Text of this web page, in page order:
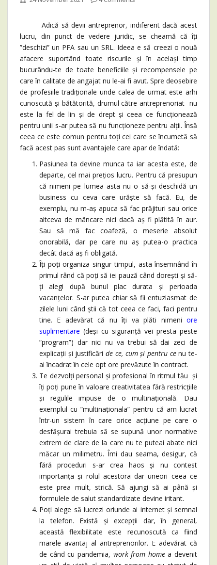
Adică să devii antreprenor, indiferent dacă acest
lucru, din punct de vedere juridic, se cheamă că îți
”deschizi” un PFA sau un SRL. Ideea e să creezi o nouă
afacere suportând toate riscurile și în același timp
bucurându-te de toate beneficiile și recompensele pe
care în calitate de angajat nu le-ai fi avut. Spre deosebire
de profesiile tradiționale unde calea de urmat este arhi
cunoscută și bătătorită, drumul către antreprenoriat nu
este la fel de lin și de drept și ceea ce funcționează
pentru unii s-ar putea să nu funcționeze pentru alții. Însă
ceea ce este comun pentru toți cei care se încumetă să
facă acest pas sunt avantajele care apar de îndată:
Pasiunea ta devine munca ta iar acesta este, de
departe, cel mai prețios lucru. Pentru că presupun
că nimeni pe lumea asta nu o să-și deschidă un
business cu ceva care urăște să facă. Eu, de
exemplu, nu m-aș apuca să fac prăjituri sau orice
altceva de mâncare nici dacă aș fi plătită în aur.
Sau să mă fac coafeză, o meserie absolut
onorabilă, dar pe care nu aș putea-o practica
decât dacă aș fi obligată.
Îți poți organiza singur timpul, asta însemnând în
primul rând că poți să iei pauză când dorești și să-
ți alegi după bunul plac durata și perioada
vacanțelor. S-ar putea chiar să fii entuziasmat de
zilele luni când știi că tot ceea ce faci, faci pentru
tine. E adevărat că nu îți va plăti nimeni ore
suplimentare (deși cu siguranță vei presta peste
”program”) dar nici nu va trebui să dai zeci de
explicații și justificăride ce, cum și pentru cenu te-
ai încadrat în cele opt ore prevăzute în contract.
Te dezvolți personal și profesional în ritmul tău și
îți poți pune în valoare creativitatea fără restricțiile
și regulile impuse de o multinațională. Dau
exemplul cu ”multinaționala” pentru că am lucrat
într-un sistem în care orice acțiune pe care o
desfășurai trebuia să se supună unor normative
extrem de clare de la care nu te puteai abate nici
măcar un milimetru. Îmi dau seama, desigur, că
fără proceduri s-ar crea haos și nu contest
importanța și rolul acestora dar uneori ceea ce
este prea mult, strică. Să ajungi să ai până și
formulele de salut standardizate devine iritant.
Poți alege să lucrezi oriunde ai internet și semnal
la telefon. Există și excepții dar, în general,
această flexibilitate este recunoscută ca fiind
marele avantaj al antreprenorilor. E adevărat că
de când cu pandemia, work from homea devenit